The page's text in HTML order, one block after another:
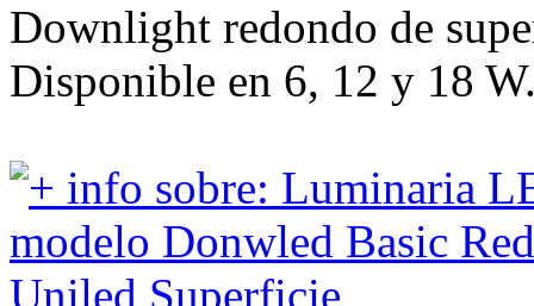
Downlight redondo de
Disponible en 6, 12 y 18